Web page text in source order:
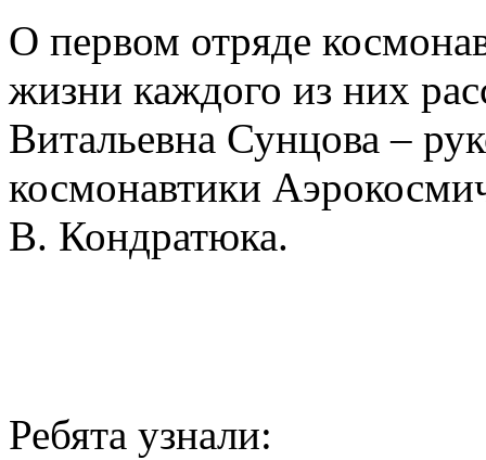
О первом отряде
жизни каждого из них
Витальевна Сунцова –
космонавтики
В. Кондратюка.
Ребята узнали: